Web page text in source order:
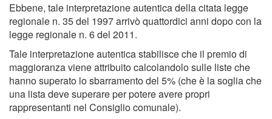
Ebbene, tale interpretazione autentica della citata legge
regionale n. 35 del 1997 arrivò quattordici anni dopo con la
legge regionale n. 6 del 2011.
Tale interpretazione autentica stabilisce che il premio di
maggioranza viene attribuito calcolandolo sulle liste che
hanno superato lo sbarramento del 5% (che è la soglia che
una lista deve superare per potere avere propri
rappresentanti nel Consiglio comunale).